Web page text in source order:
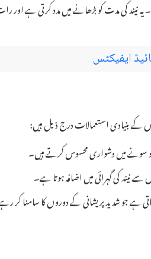
کی مدت کو بڑھانے میں مدد کرتی ہے اور
کو سونے میں دشواری محسوس کرتے ہیں۔
جو شدید پریشانی کے دوروں کا سامنا کر رہے